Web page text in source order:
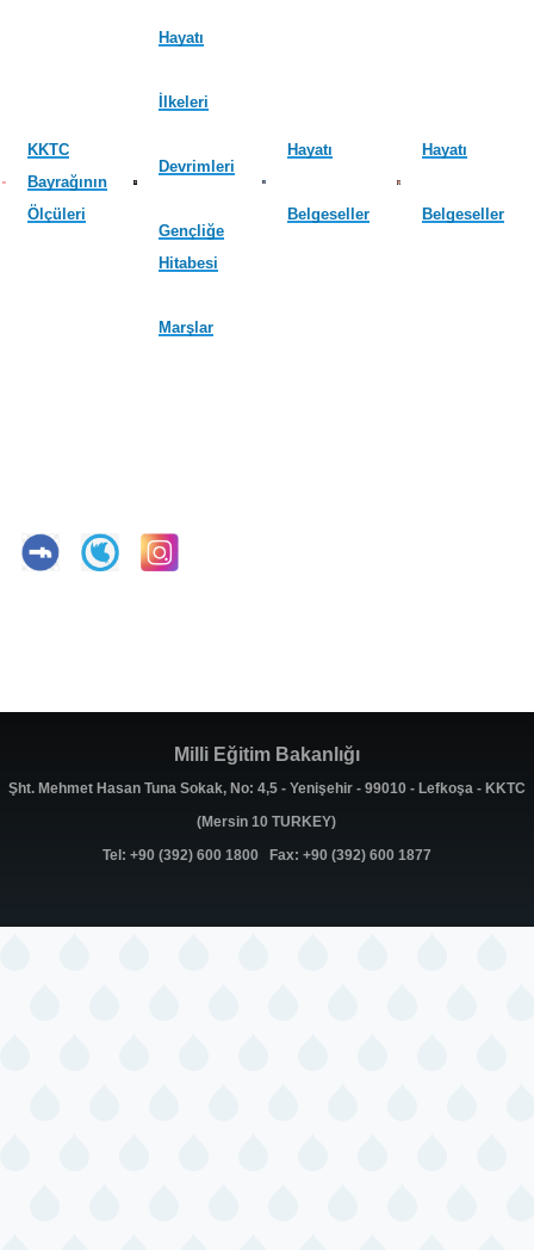
KKTC
Bayrağının
Ölçüleri
Hayatı
İlkeleri
Devrimleri
Gençliğe
Hitabesi
Marşlar
Hayatı
Belgeseller
Hayatı
Belgeseller
Milli Eğitim Bakanlığı
Şht. Mehmet Hasan Tuna Sokak, No: 4,5 - Yenişehir - 99010 - Lefkoşa - KKTC
(Mersin 10 TURKEY)
Tel: +90 (392) 600 1800 Fax: +90 (392) 600 1877